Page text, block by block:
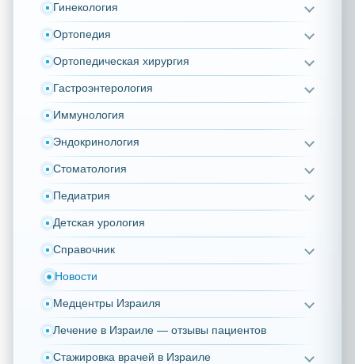
Гинекология
Ортопедия
Ортопедическая хирургия
Гастроэнтерология
Иммунология
Эндокринология
Стоматология
Педиатрия
Детская урология
Справочник
Новости
Медцентры Израиля
Лечение в Израиле — отзывы пациентов
Стажировка врачей в Израиле